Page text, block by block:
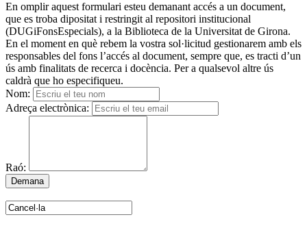
En omplir aquest formulari esteu demanant accés a un document,
que es troba dipositat i restringit al repositori institucional
(DUGiFonsEspecials), a la Biblioteca de la Universitat de Girona.
En el moment en què rebem la vostra sol·licitud gestionarem amb els
responsables del fons l’accés al document, sempre que, es tracti d’un
ús amb finalitats de recerca i docència. Per a qualsevol altre ús
caldrà que ho especifiqueu.
Nom:
Adreça electrònica:
Raó: